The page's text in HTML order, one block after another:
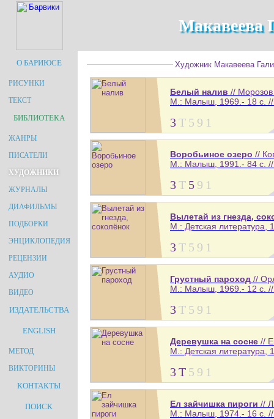
Макавеева
О БАРИЮСЕ
РИСУНКИ
ТЕКСТ
БИБЛИОТЕКА
ЖАНРЫ
ПИСАТЕЛИ
ХУДОЖНИКИ
ЖУРНАЛЫ
ДИАФИЛЬМЫ
ПОДБОРКИ
ЭНЦИКЛОПЕДИЯ
РЕЦЕНЗИИ
АУДИО
ВИДЕО
ИЗДАТЕЛЬСТВА
ENGLISH
МЕТОД
ВИКТОРИНЫ
КОНТАКТЫ
ПОИСК
Художник Макавеева
Белый налив // Морозов
М.: Малыш, 1969.- 18 с. //
3Т 5 9 1
Воробьиное озеро //
М.: Малыш, 1991.- 84 с. //
3Т 5 9 1
Вылетай из гнезда,
М.: Детская литература,
3Т 5 9 1
Грустный пароход //
М.: Малыш, 1969.- 12 с. //
3Т 5 9 1
Деревушка на сосне //
М.: Детская литература,
3Т 5 9 1
Ел зайчишка пироги //
М.: Малыш, 1974.- 16 с. //